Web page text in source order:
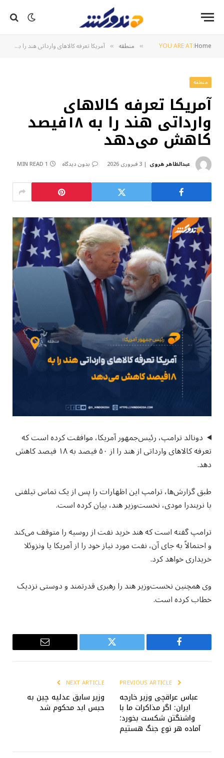
YOU ARE AT:Home
» منطقه » آمریکا تعرفه کالاهای وارداتی هند را به ۱۸فیصد کاهش می‌دهد
منطقه
آمریکا تعرفه کالاهای
وارداتی هند را به ۱۸فیصد
کاهش می‌دهد
عبدالظاهر هروی 3 فبروری 2026 بدون دیدگاه 1 MIN READ
دونالد ترامپ، رئیس‌جمهور آمریکا، موافقت کرده است که
تعرفه کالاهای وارداتی از هند را از ۵۰ فیصد به ۱۸ فیصد کاهش
دهد.
طبق گزارش‌ها، ترامپ این اظهارات را پس از یک تماس تیلفنی
با نریندرا مودی، نخست‌وزیر هند، بیان کرده است.
ترامپ گفته است که هند خرید نفت از روسیه را متوقف می‌کند
و احتمالاً به جای آن، نفت مورد نیاز خود را از آمریکا یا ونزوئلا
خریداری خواهد کرد.
وی همچنین نخست‌وزیر هند را رهبری قدرتمند و دوستی نزدیک
خطاب کرده است.
Facebook
Twitter
Email
عباس عراقچی وزیر خارجه
ایران: اگر مذاکرات ما با
واشنگتن شکست بخورد؛
آماده هر نوع جنگ هستیم
NEXT ARTICLE
وزیر سابق عدلیه چین به
حبس ابد محکوم شد